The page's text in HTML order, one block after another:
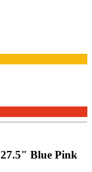
Blue Pink